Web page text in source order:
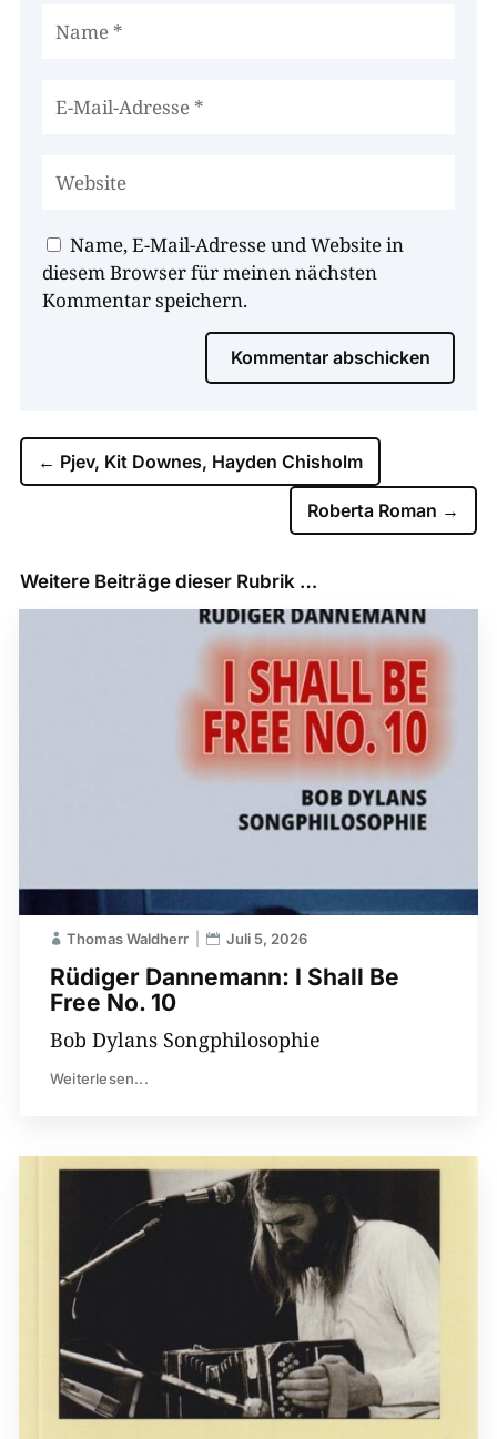
Name, E-Mail-Adresse und Website in
diesem Browser für meinen nächsten
Kommentar speichern.
Kommentar abschicken
← Pjev, Kit Downes, Hayden Chisholm
Roberta Roman →
Weitere Beiträge dieser Rubrik …
Rüdiger Dannemann: I Shall Be
Free No. 10
Thomas Waldherr Juli 5, 2026
Bob Dylans Songphilosophie
Weiterlesen...